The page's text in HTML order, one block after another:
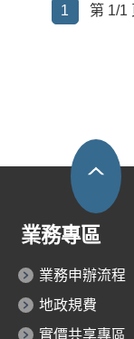
1 第 1/1
業務專區
業務申辦流程
地政規費
實價共享專區